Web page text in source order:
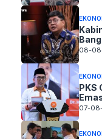
08-
PKS
07-